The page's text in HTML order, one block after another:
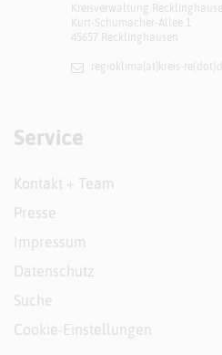
Kreisverwaltung
Kurt-Schumacher-Allee 1
45657 Recklinghausen
regioklima[at]​kreis-
Service
Kontakt + Team
Presse
Impressum
Datenschutz
Suche
Cookie-Einstellungen